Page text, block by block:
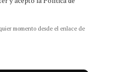
momento desde el enlace de